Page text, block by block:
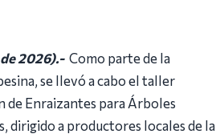
2026).-Como parte de la
se llevó a cabo el taller
de Enraizantes para Árboles
dirigido a productores locales de la